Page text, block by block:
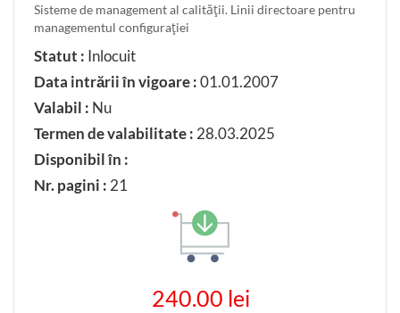
Sisteme de management al calităţii. Linii directoare pentru
managementul configuraţiei
Statut : Inlocuit
Data intrării în vigoare :01.01.2007
Valabil : Nu
Termen de valabilitate : 28.03.2025
Disponibil în :
Nr. pagini : 21
240.00 lei